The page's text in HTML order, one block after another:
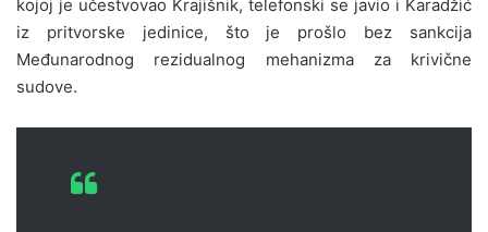
kojoj je učestvovao Krajišnik, telefonski se javio i Karadžić
iz pritvorske jedinice, što je prošlo bez sankcija
Međunarodnog rezidualnog mehanizma za krivične
sudove.